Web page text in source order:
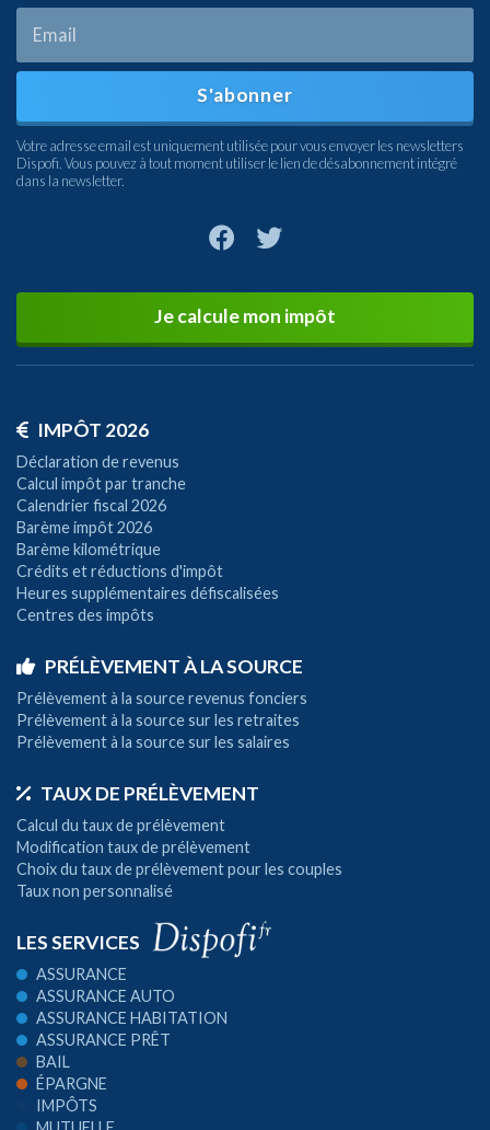
S'abonner
Votre adresse email est uniquement utilisée pour vous envoyer les newsletters
Dispofi. Vous pouvez à tout moment utiliser le lien de désabonnement intégré
dans la newsletter.
Je calcule mon impôt
IMPÔT 2026
Déclaration de revenus
Calcul impôt par tranche
Calendrier fiscal 2026
Barème impôt 2026
Barème kilométrique
Crédits et réductions d'impôt
Heures supplémentaires défiscalisées
Centres des impôts
PRÉLÈVEMENT À LA SOURCE
Prélèvement à la source revenus fonciers
Prélèvement à la source sur les retraites
Prélèvement à la source sur les salaires
TAUX DE PRÉLÈVEMENT
Calcul du taux de prélèvement
Modification taux de prélèvement
Choix du taux de prélèvement pour les couples
Taux non personnalisé
LES SERVICES
ASSURANCE
ASSURANCE AUTO
ASSURANCE HABITATION
ASSURANCE PRÊT
BAIL
ÉPARGNE
IMPÔTS